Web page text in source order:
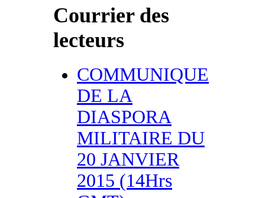
Courrier des
lecteurs
COMMUNIQUE
DE LA
DIASPORA
MILITAIRE DU
20 JANVIER
2015 (14Hrs